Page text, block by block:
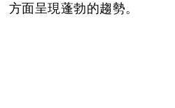
方面呈現蓬勃的趨勢。